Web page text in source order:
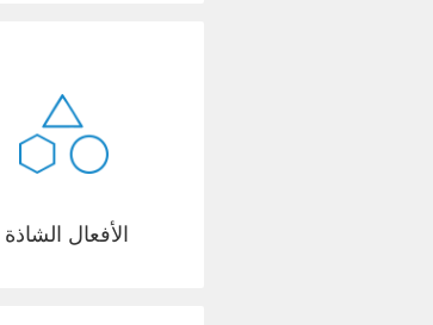
الأفعال الشاذة